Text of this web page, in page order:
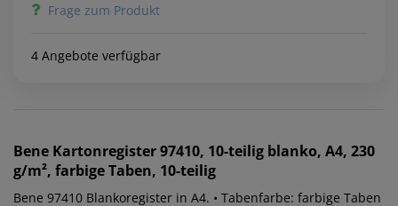
Frage zum Produkt
4 Angebote verfügbar
Bene Kartonregister 97410, 10-teilig blanko, A4, 230
g/m², farbige Taben, 10-teilig
Bene 97410 Blankoregister in A4. • Tabenfarbe: farbige Taben